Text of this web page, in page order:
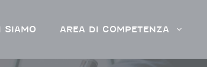
SIAMO AREA DI COMPETENZA